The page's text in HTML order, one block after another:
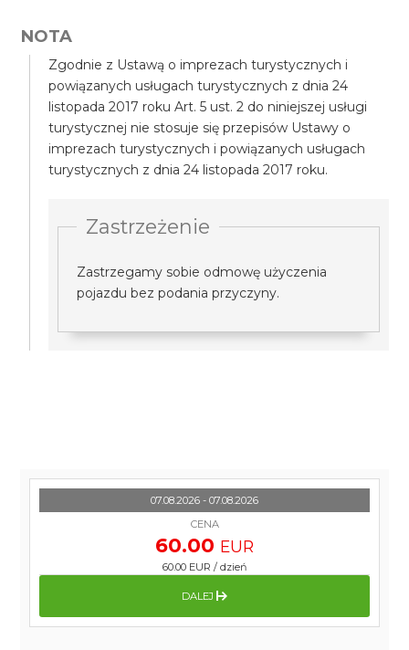
NOTA
Zgodnie z Ustawą o imprezach turystycznych i
powiązanych usługach turystycznych z dnia 24
listopada 2017 roku Art. 5 ust. 2 do niniejszej usługi
turystycznej nie stosuje się przepisów Ustawy o
imprezach turystycznych i powiązanych usługach
turystycznych z dnia 24 listopada 2017 roku.
Zastrzeżenie
Zastrzegamy sobie odmowę użyczenia
pojazdu bez podania przyczyny.
07.08.2026 - 07.08.2026
CENA
60.00 EUR
60.00 EUR / dzień
DALEJ